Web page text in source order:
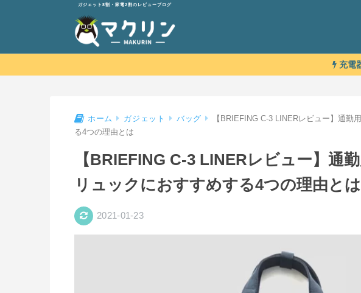
ガジェット8割・家電2割のレビューブログ
充電
ホーム ガジェット バッグ
【BRIEFING C-3 LINERレビュー】通勤
る4つの理由とは
【BRIEFING C-3 LINERレビュー】通
リュックにおすすめする4つの理由とは
2021-01-23